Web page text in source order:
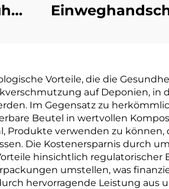
Material
Vorteile, die die
auf Deponien, in
Im Gegensatz zu
Beutel in wertvollen
Produkte verwenden zu
Die Kostenersparnis durch
hinsichtlich
umstellen, was
hervorragende Leistung aus